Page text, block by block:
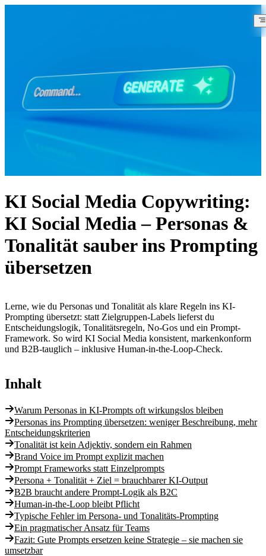
KI Social Media Copywriting:
KI Social Media – Personas &
Tonalität sauber ins Prompting
übersetzen
Lerne, wie du Personas und Tonalität als klare Regeln ins KI-
Prompting übersetzt: statt Zielgruppen-Labels lieferst du
Entscheidungslogik, Tonalitätsregeln, No-Gos und ein Prompt-
Framework. So wird KI Social Media konsistent, markenkonform
und B2B-tauglich – inklusive Human-in-the-Loop-Check.
Inhalt
Warum Personas in KI-Prompts oft wirkungslos bleiben
Personas ins Prompting übersetzen: weniger Beschreibung, mehr
Entscheidungskriterien
Tonalität ist kein Adjektiv, sondern ein Rahmen
Brand Voice im Prompt explizit machen
Prompt Frameworks statt Einzelprompts
Persona + Tonalität + Ziel = brauchbarer KI-Output
B2B braucht andere Prompt-Logik als B2C
Human-in-the-Loop bleibt Pflicht
Typische Fehler im Persona- und Tonalitäts-Prompting
Ein pragmatischer Ansatz für Teams
Fazit: Gute Prompts ersetzen keine Strategie – sie machen sie
umsetzbar